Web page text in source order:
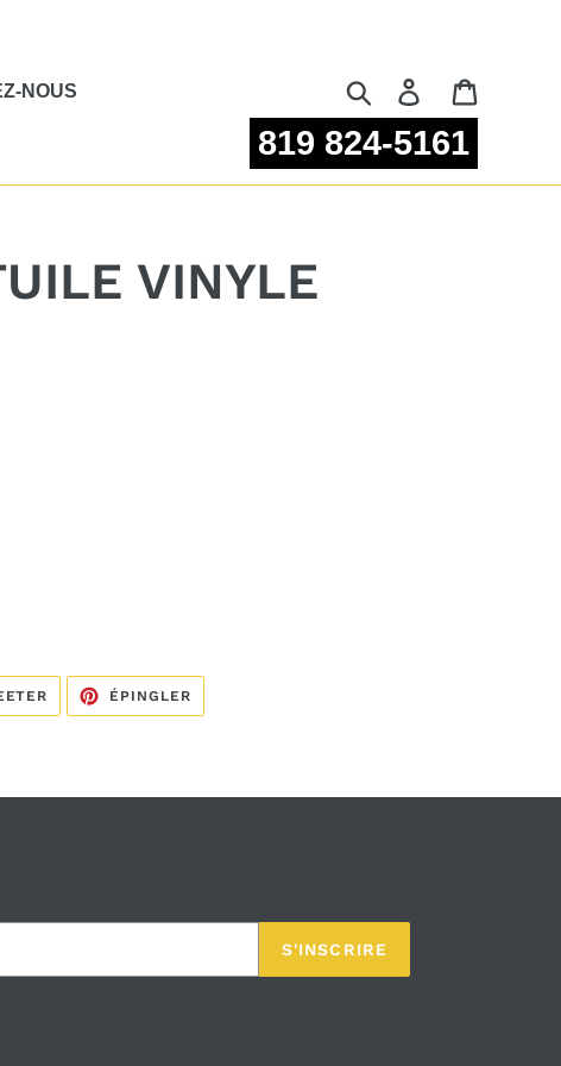
NOUS RechercherSe connecter
819 824-5161
VINYLE
TWEETER
TWITTER
ÉPINGLER
PINTEREST
S'INSCRIRE